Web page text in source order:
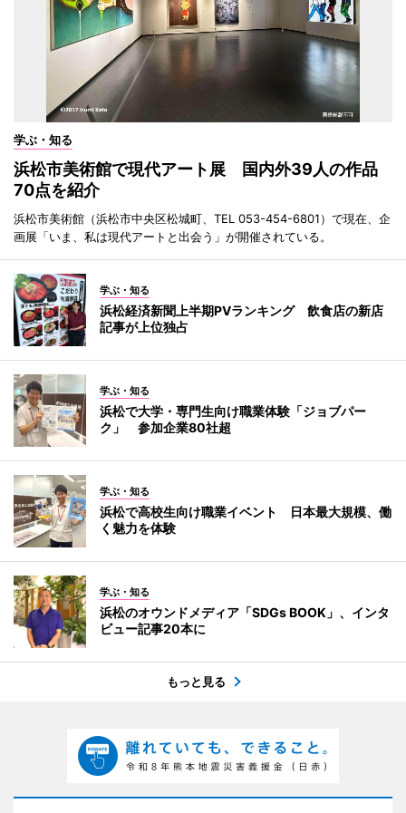
学ぶ・知る
浜松市美術館で現代アート展 国内外39人の作品
70点を紹介
浜松市美術館（浜松市中央区松城町、TEL 053-454-6801）で現在、企
画展「いま、私は現代アートと出会う」が開催されている。
学ぶ・知る
浜松経済新聞上半期PVランキング 飲食店の新店
記事が上位独占
学ぶ・知る
浜松で大学・専門生向け職業体験「ジョブパー
ク」 参加企業80社超
学ぶ・知る
浜松で高校生向け職業イベント 日本最大規模、働
く魅力を体験
学ぶ・知る
浜松のオウンドメディア「SDGs BOOK」、インタ
ビュー記事20本に
もっと見る